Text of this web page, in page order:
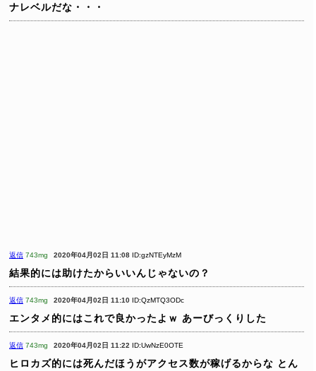
ナレベルだな・・・
返信 743mg 2020年04月02日 11:08 ID:gzNTEyMzM
結果的には助けたからいいんじゃないの？
返信 743mg 2020年04月02日 11:10 ID:QzMTQ3ODc
エンタメ的にはこれで良かったよｗ あーびっくりした
返信 743mg 2020年04月02日 11:22 ID:UwNzE0OTE
ヒロカズ的には死んだほうがアクセス数が稼げるからな とん